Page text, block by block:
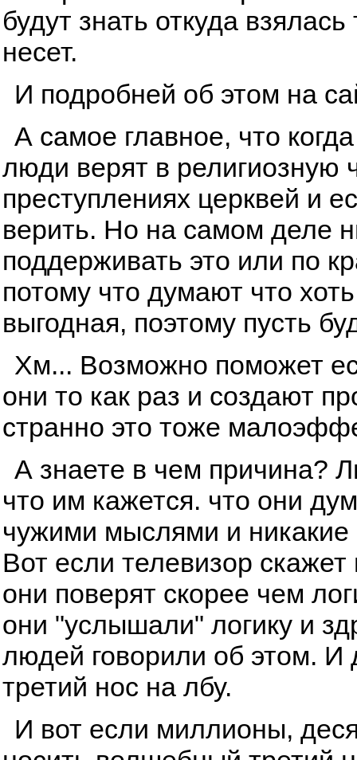
будут знать откуда
несет.
И подробней об этом на
А самое главное, что
люди верят в религиозную
преступлениях церквей и
верить. Но на самом деле
поддерживать это или по
потому что думают что
выгодная, поэтому пусть
Хм... Возможно поможет
они то как раз и создают
странно это тоже
А знаете в чем причина?
что им кажется. что они
чужими мыслями и никакие
Вот если телевизор скажет
они поверят скорее чем
они "услышали" логику и
людей говорили об этом.
третий нос на лбу.
И вот если миллионы,